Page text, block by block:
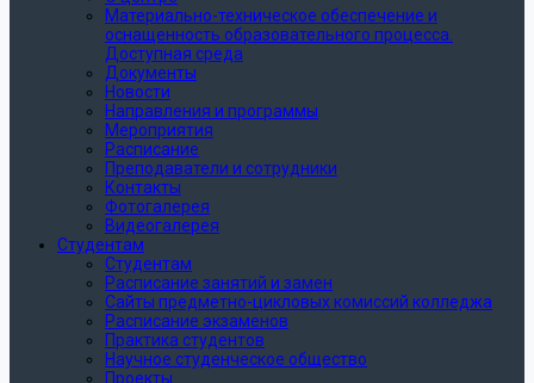
Материально-техническое обеспечение и
оснащенность образовательного процесса.
Доступная среда
Документы
Новости
Направления и программы
Мероприятия
Расписание
Преподаватели и сотрудники
Контакты
Фотогалерея
Видеогалерея
Студентам
Студентам
Расписание занятий и замен
Сайты предметно-цикловых комиссий колледжа
Расписание экзаменов
Практика студентов
Научное студенческое общество
Проекты